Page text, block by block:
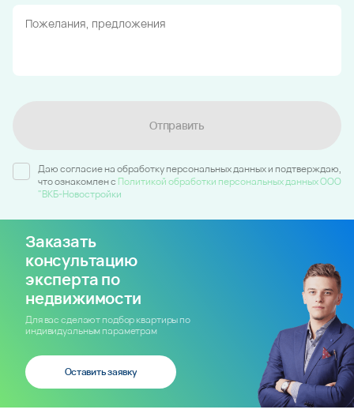
Отправить
Даю согласие на обработку персональных данных и подтверждаю,
что ознакомлен c Политикой обработки персональных данных ООО
"ВКБ-Новостройки
Заказать
консультацию
эксперта по
недвижимости
Для вас сделают подбор квартиры по
индивидуальным параметрам
Оставить заявку